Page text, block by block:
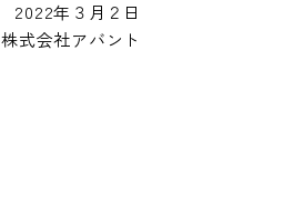
2022年３月２日
株式会社アバント